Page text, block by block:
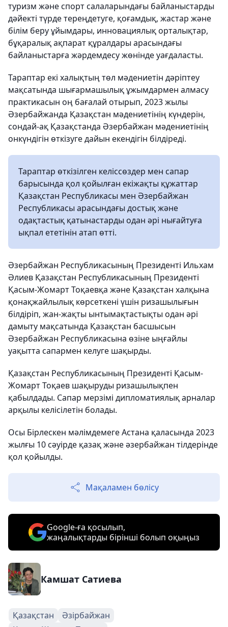
туризм және спорт салаларындағы байланыстарды
дәйекті түрде тереңдетуге, қоғамдық, жастар және
білім беру ұйымдары, инновациялық орталықтар,
бұқаралық ақпарат құралдары арасындағы
байланыстарға жәрдемдесу жөнінде уағдаласты.
Тараптар екі халықтың төл мәдениетін дәріптеу
мақсатында шығармашылық ұжымдармен алмасу
практикасын оң бағалай отырып, 2023 жылы
Әзербайжанда Қазақстан мәдениетінің күндерін,
сондай-ақ Қазақстанда Әзербайжан мәдениетінің
онкүндігін өткізуге дайын екендігін білдіреді.
Тараптар өткізілген келіссөздер мен сапар
барысында қол қойылған екіжақты құжаттар
Қазақстан Республикасы мен Әзербайжан
Республикасы арасындағы достық және
одақтастық қатынастарды одан әрі нығайтуға
ықпал ететінін атап өтті.
Әзербайжан Республикасының Президенті Ильхам
Әлиев Қазақстан Республикасының Президенті
Қасым-Жомарт Тоқаевқа және Қазақстан халқына
қонақжайлылық көрсеткені үшін ризашылығын
білдіріп, жан-жақты ынтымақтастықты одан әрі
дамыту мақсатында Қазақстан басшысын
Әзербайжан Республикасына өзіне ыңғайлы
уақытта сапармен келуге шақырды.
Қазақстан Республикасының Президенті Қасым-
Жомарт Тоқаев шақыруды ризашылықпен
қабылдады. Сапар мерзімі дипломатиялық арналар
арқылы келісілетін болады.
Осы Бірлескен мәлімдемеге Астана қаласында 2023
жылғы 10 сәуірде қазақ және әзербайжан тілдерінде
қол қойылды.
Мақаламен бөлісу
Google-ға қосылып,
жаңалықтарды бірінші болып оқыңыз
Камшат Сатиева
Қазақстан
Әзірбайжан